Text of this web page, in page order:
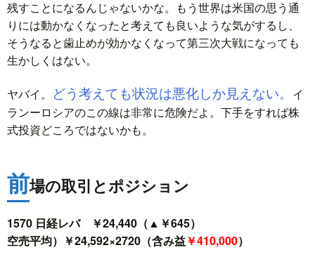
残すことになるんじゃないかな。もう世界は米国の思う通
りには動かなくなったと考えても良いような気がするし、
そうなると歯止めが効かなくなって第三次大戦になっても
生かしくはない。
ヤバイ。 どう考えても状況は悪化しか見えない。
イ
ランーロシアのこの線は非常に危険だよ。下手をすれば株
式投資どころではないかも。
前場の取引とポジション
1570 日経レバ ￥24,440（▲￥645）
空売平均）￥24,592×2720（含み益￥410,000）